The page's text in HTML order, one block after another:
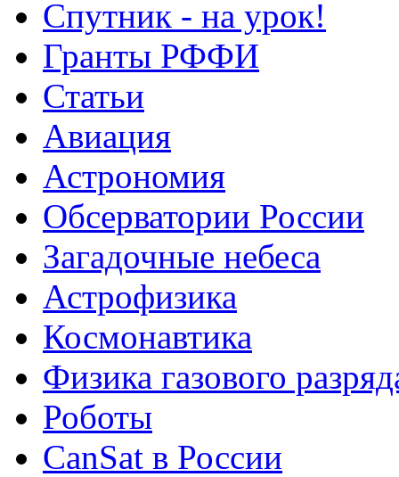
Спутник - на урок!
Гранты РФФИ
Статьи
Авиация
Астрономия
Обсерватории России
Загадочные небеса
Астрофизика
Космонавтика
Физика газового
Роботы
CanSat в России